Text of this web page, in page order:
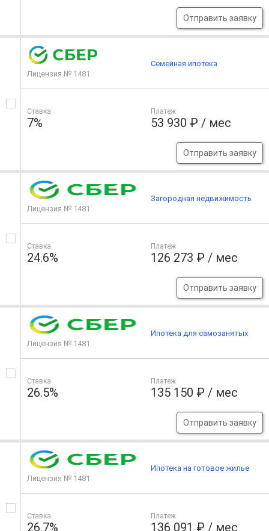
Отправить заявку
Лицензия № 1481
Ставка
7%
Платеж
53 930 ₽ / мес
Отправить заявку
Семейная ипотека
Лицензия № 1481
Ставка
24.6%
Платеж
126 273 ₽ / мес
Отправить заявку
Загородная недвижимость
Лицензия № 1481
Ставка
26.5%
Платеж
135 150 ₽ / мес
Отправить заявку
Ипотека для самозанятых
Лицензия № 1481
Ставка
26.7%
Платеж
136 091 ₽ / мес
Ипотека на готовое жилье